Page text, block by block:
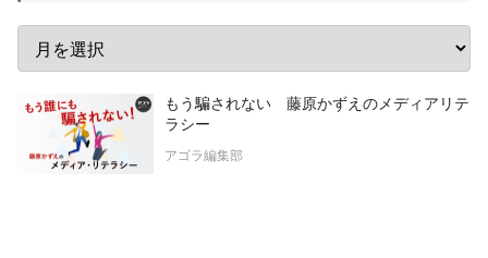
もう騙されない 藤原かずえのメディアリテ
ラシー
アゴラ編集部